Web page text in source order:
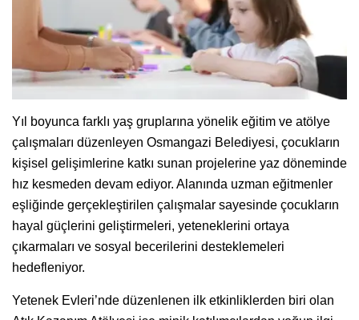
Yıl boyunca farklı yaş gruplarına yönelik eğitim ve atölye
çalışmaları düzenleyen Osmangazi Belediyesi, çocukların
kişisel gelişimlerine katkı sunan projelerine yaz döneminde
hız kesmeden devam ediyor. Alanında uzman eğitmenler
eşliğinde gerçekleştirilen çalışmalar sayesinde çocukların
hayal güçlerini geliştirmeleri, yeteneklerini ortaya
çıkarmaları ve sosyal becerilerini desteklemeleri
hedefleniyor.
Yetenek Evleri’nde düzenlenen ilk etkinliklerden biri olan